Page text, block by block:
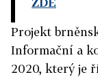
Projekt
Informační a
2020, který je